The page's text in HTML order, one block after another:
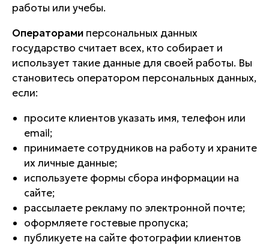
работы или учебы.
Операторами персональных данных
государство считает всех, кто собирает и
использует такие данные для своей работы. Вы
становитесь оператором персональных данных,
если:
просите клиентов указать имя, телефон или
email;
принимаете сотрудников на работу и храните
их личные данные;
используете формы сбора информации на
сайте;
рассылаете рекламу по электронной почте;
оформляете гостевые пропуска;
публикуете на сайте фотографии клиентов